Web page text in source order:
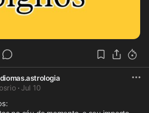
· Jul 10